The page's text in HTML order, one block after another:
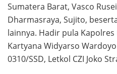
Sumatera Barat, Vasco
Dharmasraya, Sujito,
lainnya. Hadir pula Kapolres
Kartyana Widyarso
0310/SSD, Letkol CZI Joko